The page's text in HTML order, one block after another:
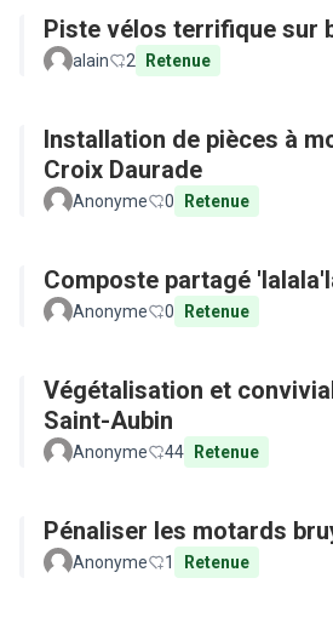
Piste vélos terrifique sur
alain 2 Retenue
Installation de pièces à
Croix Daurade
Anonyme 0 Retenue
Composte partagé
Anonyme 0 Retenue
Végétalisation et
Saint-Aubin
Anonyme 44 Retenue
Pénaliser les motards
Anonyme 1 Retenue